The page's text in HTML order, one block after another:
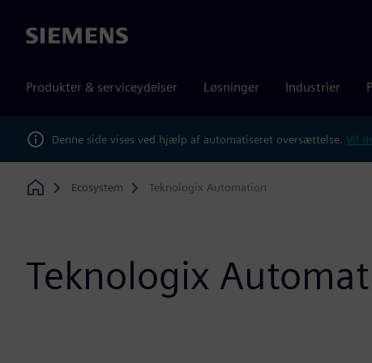
Siemens
Produkter & serviceydelser Løsninger Industrier
Denne side vises ved hjælp af automatiseret oversættelse. Vil
Home
Ecosystem Teknologix Automation
Teknologix